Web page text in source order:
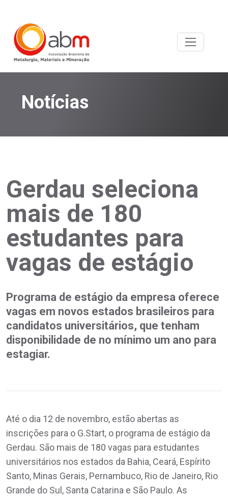
Notícias
Gerdau seleciona
mais de 180
estudantes para
vagas de estágio
Programa de estágio da empresa oferece
vagas em novos estados brasileiros para
candidatos universitários, que tenham
disponibilidade de no mínimo um ano para
estagiar.
Até o dia 12 de novembro, estão abertas as
inscrições para o G.Start, o programa de estágio da
Gerdau. São mais de 180 vagas para estudantes
universitários nos estados da Bahia, Ceará, Espírito
Santo, Minas Gerais, Pernambuco, Rio de Janeiro, Rio
Grande do Sul, Santa Catarina e São Paulo. As